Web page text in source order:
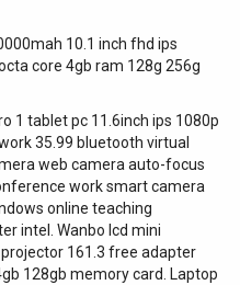
10.1 inch fhd ips
core 4gb ram 128g 256g
1 tablet pc 11.6inch ips 1080p
35.99 bluetooth virtual
web camera auto-focus
work smart camera
online teaching
intel. Wanbo lcd mini
161.3 free adapter
128gb memory card. Laptop